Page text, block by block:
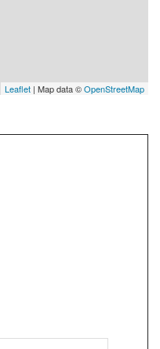
Leaflet | Map data ©OpenStreetMap